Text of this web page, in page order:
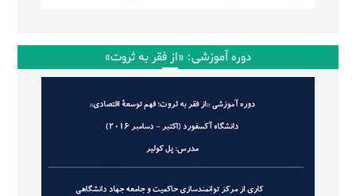
دوره آموزشی: «از فقر به ثروت»